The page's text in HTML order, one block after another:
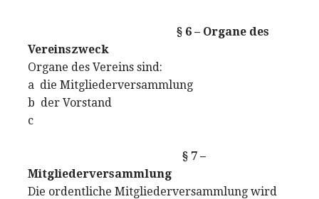
§ 6 – Organe des
Vereinszweck
Organe des Vereins sind:
a die Mitgliederversammlung
b der Vorstand
c
§ 7 –
Mitgliederversammlung
Die ordentliche Mitgliederversammlung wird